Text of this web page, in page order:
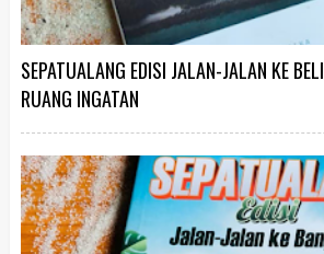
SEPATUALANG EDISI JALAN-JALAN KE
RUANG INGATAN